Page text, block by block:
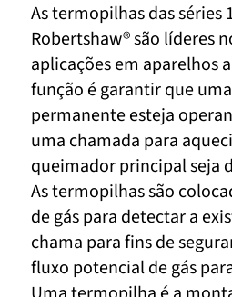
As termopilhas das séries
Robertshaw® são líderes
aplicações em aparelhos
função é garantir que
permanente esteja
uma chamada para
queimador principal seja
As termopilhas são
de gás para detectar a
chama para fins de
fluxo potencial de gás